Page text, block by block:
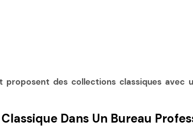
proposent des collections classiques
Dans Un Bureau